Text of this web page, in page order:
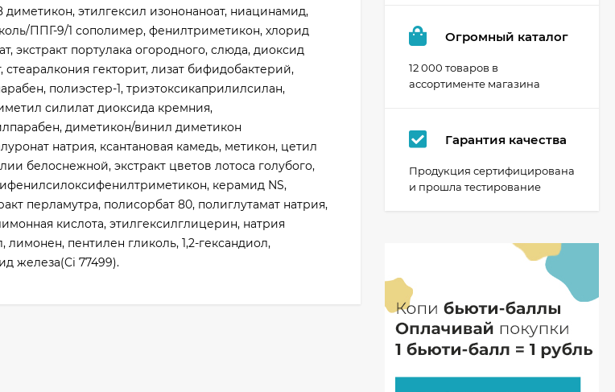
этилгексил изононаноат, ниацинамид,
ППГ-9/1 сополимер, фенилтриметикон, хлорид
экстракт портулака огородного, слюда, диоксид
гекторит, лизат бифидобактерий,
полиэстер-1, триэтоксикаприлилсилан,
силилат диоксида кремния,
диметикон/винил диметикон
натрия, ксантановая камедь, метикон, цетил
белоснежной, экстракт цветов лотоса голубого,
керамид NS,
перламутра, полисорбат 80, полиглутамат натрия,
кислота, этилгексилглицерин, натрия
пентилен гликоль, 1,2-гександиол,
железа(Ci 77499).
Огромный каталог
12 000 товаров в
ассортименте магазина
Гарантия качества
Продукция сертифицирована
и прошла тестирование